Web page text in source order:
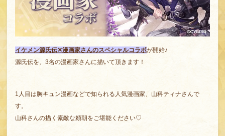
イケメン源氏伝✕漫画家さんのスペシャルコラボが開始♪
源氏伝を、3名の漫画家さんに描いて頂きます！
1人目は胸キュン漫画などで知られる人気漫画家、山科ティナさんで
す。
山科さんの描く素敵な頼朝をご堪能ください♡